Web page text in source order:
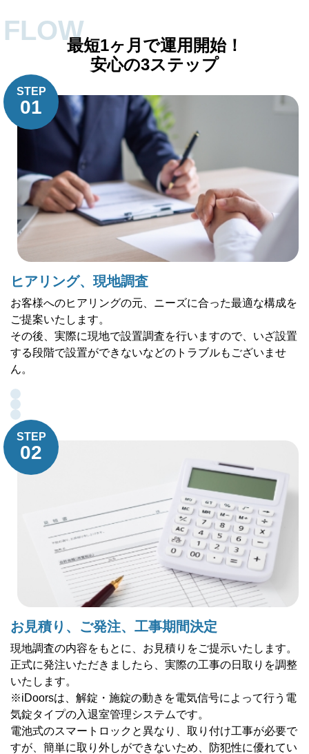
FLOW最短1ヶ月で運用開始！
安心の3ステップ
STEP
01
ヒアリング、現地調査
お客様へのヒアリングの元、ニーズに合った最適な構成を
ご提案いたします。
その後、実際に現地で設置調査を行いますので、いざ設置
する段階で設置ができないなどのトラブルもございませ
ん。
STEP
02
お見積り、ご発注、工事期間決定
現地調査の内容をもとに、お見積りをご提示いたします。
正式に発注いただきましたら、実際の工事の日取りを調整
いたします。
※iDoorsは、解錠・施錠の動きを電気信号によって行う電
気錠タイプの入退室管理システムです。
電池式のスマートロックと異なり、取り付け工事が必要で
すが、簡単に取り外しができないため、防犯性に優れてい